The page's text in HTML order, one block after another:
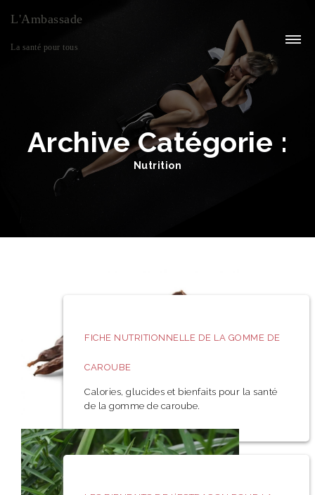
L'Ambassade
La santé pour tous
Archive Catégorie :
Nutrition
FICHE NUTRITIONNELLE DE LA GOMME DE
CAROUBE
Calories, glucides et bienfaits pour la santé
de la gomme de caroube.